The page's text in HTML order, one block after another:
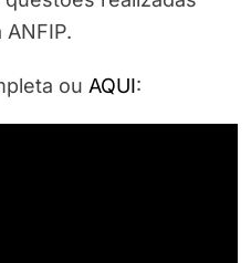
ou AQUI: